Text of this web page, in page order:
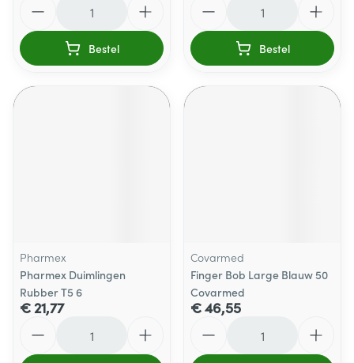
Bestel Bestel
Pharmex
Pharmex Duimlingen
Rubber T5 6
€ 21,77
Covarmed
Finger Bob Large Blauw 50
Covarmed
€ 46,55